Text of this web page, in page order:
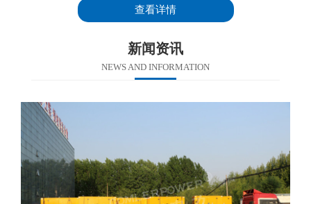
查看详情
新闻资讯
NEWS AND INFORMATION